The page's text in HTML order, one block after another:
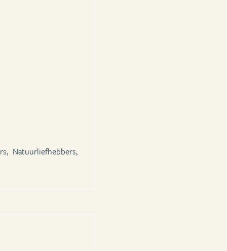
Natuurliefhebbers,